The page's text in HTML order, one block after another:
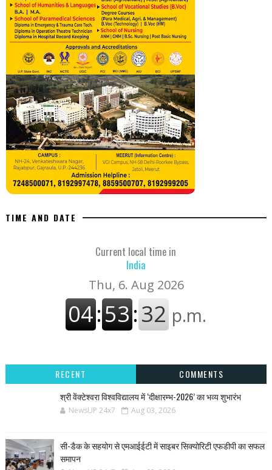
TIME AND DATE
Current local time in
India
RECENT
COMMENTS
श्री वेंक्टेश्वरा विश्वविद्यालय में ‘दीक्षारम्भ-2026’ का भव्य शुभारंभ
NewsUP 24x7 Aug 03, 2026
सी-डैक के सहयोग से एमआईईटी में साइबर सिक्योरिटी एफडीपी का सफल
समापन